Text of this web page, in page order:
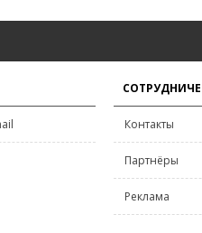
Контакты
Партнёры
Реклама